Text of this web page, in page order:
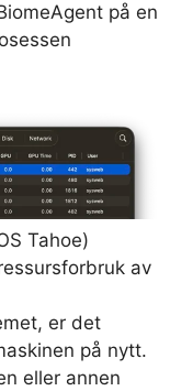
på en
Tahoe)
av
er det
på nytt.
eller annen